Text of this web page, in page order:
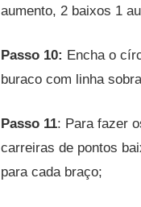
aumento, 2 baixos 1
Passo 10: Encha o
buraco com linha
Passo 11: Para fazer
carreiras de pontos
para cada braço;